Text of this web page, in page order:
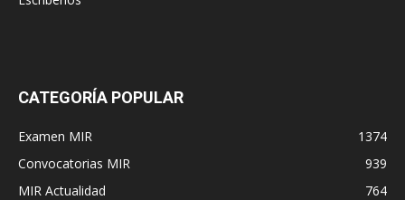
CATEGORÍA POPULAR
Examen MIR
1374
Convocatorias MIR
939
MIR Actualidad
764